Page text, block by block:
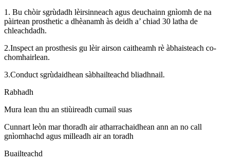
1. Bu chòir sgrùdadh lèirsinneach agus deuchainn gnìomh de na
pàirtean prosthetic a dhèanamh às deidh a’ chiad 30 latha de
chleachdadh.
2.Inspect an prosthesis gu lèir airson caitheamh rè àbhaisteach co-
chomhairlean.
3.Conduct sgrùdaidhean sàbhailteachd bliadhnail.
Rabhadh
Mura lean thu an stiùireadh cumail suas
Cunnart leòn mar thoradh air atharrachaidhean ann an no call
gnìomhachd agus milleadh air an toradh
Buailteachd